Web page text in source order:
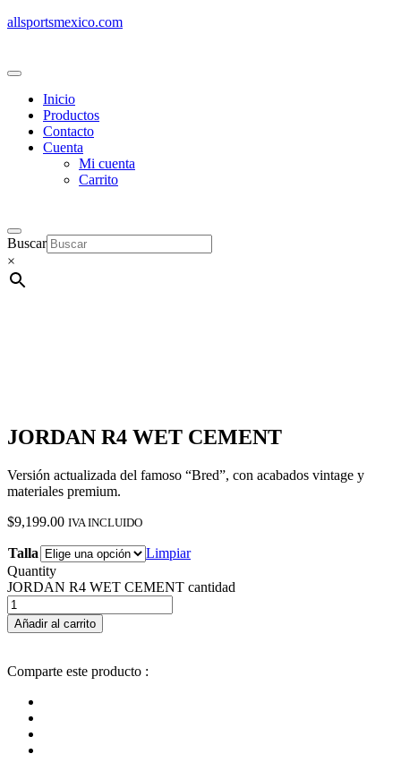
allsportsmexico.com
Inicio
Productos
Contacto
Cuenta
Mi cuenta
Carrito
Buscar
×
JORDAN R4 WET CEMENT
Versión actualizada del famoso “Bred”, con acabados vintage y
materiales premium.
$9,199.00 IVA INCLUIDO
Talla
Limpiar
Quantity
JORDAN R4 WET CEMENT cantidad
Añadir al carrito
Comparte este producto :